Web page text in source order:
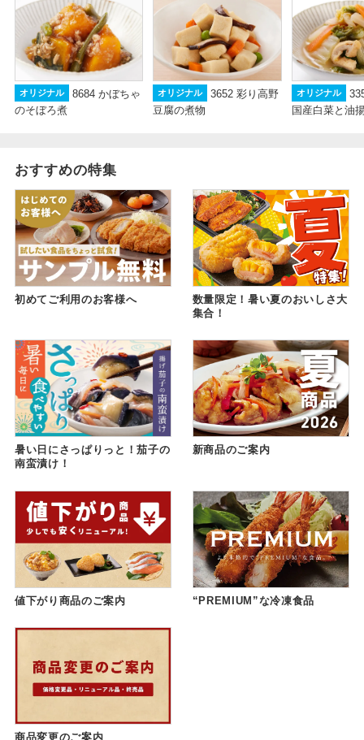
オリジナル
8684 かぼちゃ
のそぼろ煮
オリジナル
3652 彩り高野
豆腐の煮物
オリジナル
国産白菜と油
おすすめの特集
初めてご利用のお客様へ
数量限定！暑い夏のおいしさ大
集合！
暑い日にさっぱりっと！茄子の
南蛮漬け！
新商品のご案内
値下がり商品のご案内 “PREMIUM”な冷凍食品
商品変更のご案内